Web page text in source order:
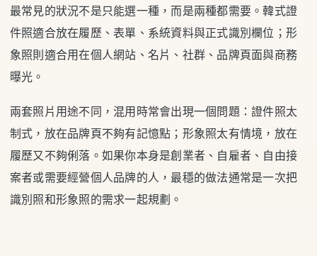
最常見的狀況不是只能選一種，而是兩種都需要。韓式證
件照適合放在履歷、表單、系統資料與正式識別欄位；形
象照則適合用在個人網站、名片、社群、品牌頁面與商務
曝光。
兩套照片用途不同，混用時常會出現一個問題：證件照太
制式，放在品牌頁不夠有記憶點；形象照太有情境，放在
履歷又不夠俐落。如果你本身是創業者、自雇者、自由接
案者或需要經營個人品牌的人，最穩的做法通常是一次把
識別照和形象照的需求一起規劃。